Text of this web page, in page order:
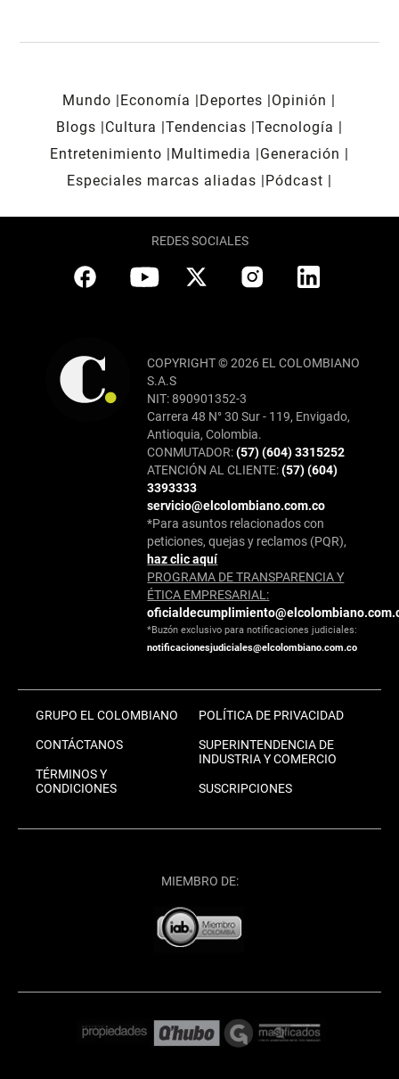
Mundo Economía Deportes
Opinión
Blogs
Cultura Tendencias Tecnología
Entretenimiento
Multimedia
Generación
Especiales marcas aliadas
Pódcast
REDES SOCIALES
COPYRIGHT © 2026 EL COLOMBIANO
S.A.S
NIT: 890901352-3
Carrera 48 N° 30 Sur - 119, Envigado,
Antioquia, Colombia.
CONMUTADOR:(57) (604) 3315252
ATENCIÓN AL CLIENTE:(57) (604)
3393333
servicio@elcolombiano.com.co
*Para asuntos relacionados con
peticiones, quejas y reclamos (PQR),
haz clic aquí
PROGRAMA DE TRANSPARENCIA Y
ÉTICA EMPRESARIAL:
*Buzón exclusivo para notificaciones judiciales:
notificacionesjudiciales@elcolombiano.com.co
GRUPO EL COLOMBIANO
CONTÁCTANOS
TÉRMINOS Y
CONDICIONES
POLÍTICA DE PRIVACIDAD
SUPERINTENDENCIA DE
INDUSTRIA Y COMERCIO
SUSCRIPCIONES
MIEMBRO DE: